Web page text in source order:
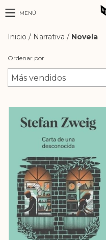
MENÚ
Inicio / Narrativa / Novela
Ordenar por